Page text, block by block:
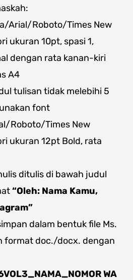
Arial/Roboto/Times New
ukuran 10pt, spasi 1,
dengan rata kanan-kiri
A4
tulisan tidak melebihi 5
font
Roboto/Times New
ukuran 12pt Bold, rata
ditulis di bawah judul
“Oleh: Nama Kamu,
dalam bentuk file Ms.
format doc./docx. dengan
WA